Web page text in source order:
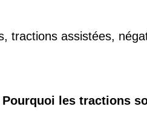
tractions assistées,
Pourquoi les tractions